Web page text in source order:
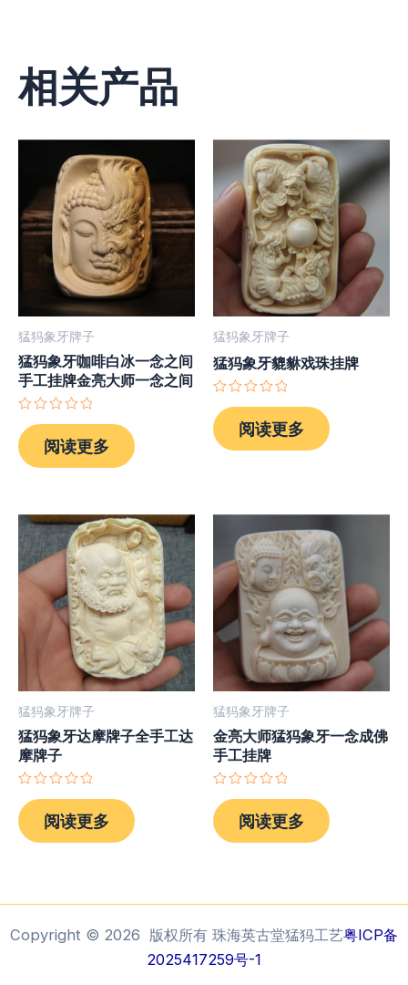
相关产品
猛犸象牙牌子
猛犸象牙咖啡白冰一念之间
手工挂牌金亮大师一念之间
评
分
0
&sol;
阅读更多
猛犸象牙牌子
猛犸象牙貔貅戏珠挂牌
评
分
0
&sol;
阅读更多
猛犸象牙牌子
猛犸象牙达摩牌子全手工达
摩牌子
评
分
0
&sol;
阅读更多
猛犸象牙牌子
金亮大师猛犸象牙一念成佛
手工挂牌
评
分
0
&sol;
阅读更多
Copyright © 2026 版权所有 珠海英古堂猛犸工艺粤ICP备
2025417259号-1